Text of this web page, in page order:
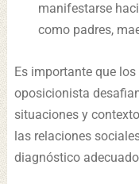
manifestarse
como padres,
Es importante que
oposicionista
situaciones y
las relaciones
diagnóstico